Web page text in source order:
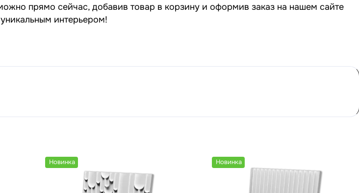
прямо сейчас, добавив товар в корзину и оформив заказ на нашем сайте
интерьером!
Новинка Новинка